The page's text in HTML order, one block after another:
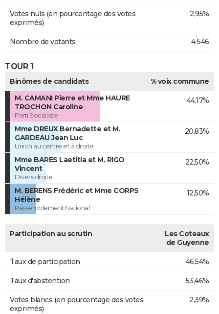
Votes nuls (en pourcentage des votes
exprimés)
2,95%
Nombre de votants 4 546
TOUR 1
Binômes de candidats
% voix commune
M. CAMANI Pierre et Mme HAURE
TROCHON Caroline
Parti Socialiste
44,17%
Mme DREUX Bernadette et M.
GARDEAU Jean Luc
Union au centre et à droite
20,83%
Mme BARES Laetitia et M. RIGO
Vincent
Divers droite
22,50%
M. BERENS Frédéric et Mme CORPS
Hélène
Rassemblement National
12,50%
Participation au scrutin
Les Coteaux
de Guyenne
Taux de participation 46,54%
Taux d'abstention 53,46%
Votes blancs (en pourcentage des votes
exprimés)
2,39%